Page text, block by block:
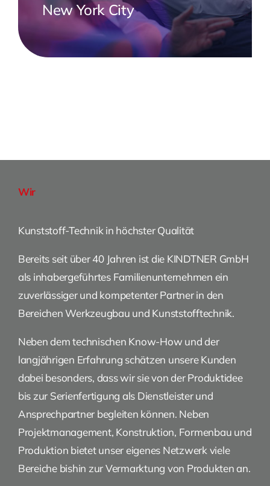
New York City
Wir
Kunststoff-Technik in höchster Qualität
Bereits seit über 40 Jahren ist die KINDTNER GmbH
als inhabergeführtes Familienunternehmen ein
zuverlässiger und kompetenter Partner in den
Bereichen Werkzeugbau und Kunststofftechnik.
Neben dem technischen Know-How und der
langjährigen Erfahrung schätzen unsere Kunden
dabei besonders, dass wir sie von der Produktidee
bis zur Serienfertigung als Dienstleister und
Ansprechpartner begleiten können. Neben
Projektmanagement, Konstruktion, Formenbau und
Produktion bietet unser eigenes Netzwerk viele
Bereiche bishin zur Vermarktung von Produkten an.